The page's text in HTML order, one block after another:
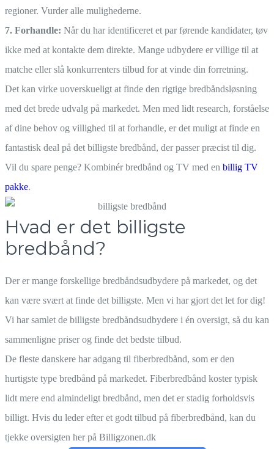
regioner. Vurder alle mulighederne.
7. Forhandle: Når du har identificeret et par førende kandidater, tøv
ikke med at kontakte dem direkte. Mange udbydere er villige til at
matche eller slå konkurrenters tilbud for at vinde din forretning.
Det kan virke uoverskueligt at finde den rigtige bredbåndsløsning
med det brede udvalg på markedet. Men med lidt research, forståelse
af dine behov og villighed til at forhandle, er det muligt at finde en
fantastisk deal på det billigste bredbånd, der passer præcist til dig.
Vil du spare penge? Kombinér bredbånd og TV med en billig TV
pakke.
Hvad er det billigste
bredbånd?
Der er mange forskellige bredbåndsudbydere på markedet, og det
kan være svært at finde det billigste. Men vi har gjort det let for dig!
Vi har samlet de billigste bredbåndsudbydere i én oversigt, så du kan
sammenligne priser og finde det bedste tilbud.
De fleste danskere har adgang til fiberbredbånd, som er den
hurtigste type bredbånd på markedet. Fiberbredbånd koster typisk
lidt mere end almindeligt bredbånd, men det er stadig forholdsvis
billigt. Hvis du leder efter et godt tilbud på fiberbredbånd, kan du
tjekke oversigten her på Billigzonen.dk